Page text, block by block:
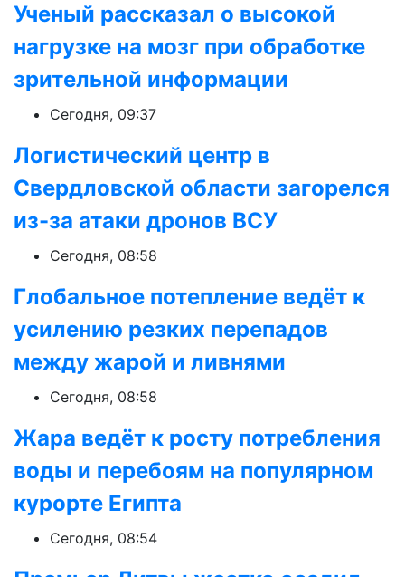
Ученый рассказал о высокой
нагрузке на мозг при обработке
зрительной информации
Сегодня, 09:37
Логистический центр в
Свердловской области загорелся
из-за атаки дронов ВСУ
Сегодня, 08:58
Глобальное потепление ведёт к
усилению резких перепадов
между жарой и ливнями
Сегодня, 08:58
Жара ведёт к росту потребления
воды и перебоям на популярном
курорте Египта
Сегодня, 08:54